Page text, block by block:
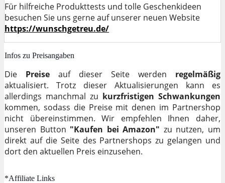
Für hilfreiche Produkttests und tolle Geschenkideen
besuchen Sie uns gerne auf unserer neuen Website
https://wunschgetreu.de/
Infos zu Preisangaben
Die Preise auf dieser Seite werden regelmäßig
aktualisiert. Trotz dieser Aktualisierungen kann es
allerdings manchmal zu kurzfristigen Schwankungen
kommen, sodass die Preise mit denen im Partnershop
nicht übereinstimmen. Wir empfehlen Ihnen daher,
unseren Button "Kaufen bei Amazon" zu nutzen, um
direkt auf die Seite des Partnershops zu gelangen und
dort den aktuellen Preis einzusehen.
*Affiliate Links